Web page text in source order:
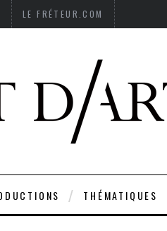
LE FRÉTEUR.COM
THÉMATIQUES